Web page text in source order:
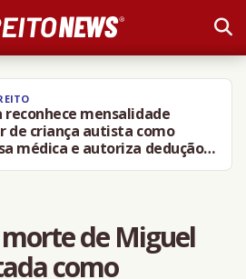
reconhece mensalidade
de criança autista como
médica e autoriza dedução
no IR
de Miguel
como